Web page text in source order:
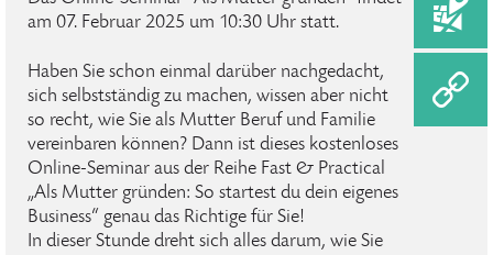
am 07. Februar 2025 um 10:30 Uhr statt.
Haben Sie schon einmal darüber nachgedacht,
sich selbstständig zu machen, wissen aber nicht
so recht, wie Sie als Mutter Beruf und Familie
vereinbaren können? Dann ist dieses kostenloses
Online-Seminar aus der Reihe Fast & Practical
„Als Mutter gründen: So startest du dein eigenes
Business“ genau das Richtige für Sie!
In dieser Stunde dreht sich alles darum, wie Sie